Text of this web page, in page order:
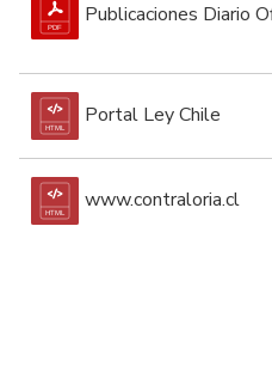
Publicaciones Diario
Portal Ley Chile
www.contraloria.cl